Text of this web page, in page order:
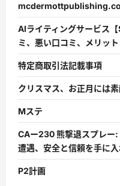
AIライティングサービス
ミ、悪い口コミ、メリッ
特定商取引法記載事項
クリスマス、お正月には
Mステ
CAー230 熊撃退スプレー
遭遇、安全と信頼を手に入
P2計画